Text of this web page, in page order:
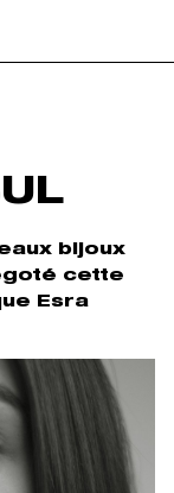
bijoux
cette
Esra